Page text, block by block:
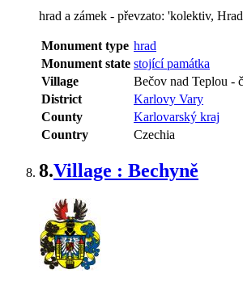
hrad a zámek - převzato: 'kolektiv,
Monument type hrad
Monument state stojící památka
Village
Bečov nad Teplou -
District
Karlovy Vary
County
Karlovarský kraj
Country
Czechia
8.Village : Bechyně